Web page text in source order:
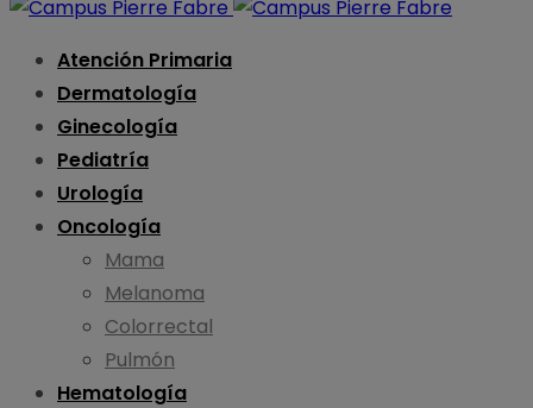
Atención Primaria
Dermatología
Ginecología
Pediatría
Urología
Oncología
Mama
Melanoma
Colorrectal
Pulmón
Hematología